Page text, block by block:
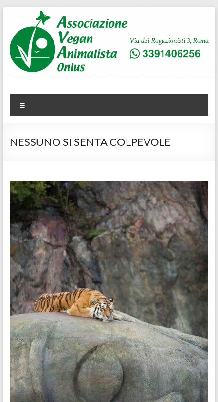
contenuto
AVA
Associazione Vegan Animalista
NESSUNO SI SENTA COLPEVOLE